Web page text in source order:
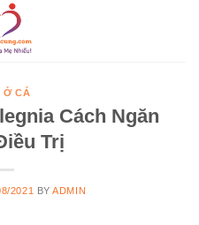
Ở CÁ
Cách Ngăn
Trị
2021 BYADMIN